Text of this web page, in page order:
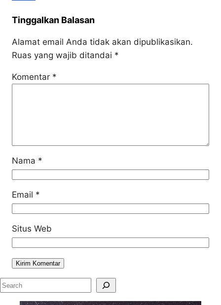
Tinggalkan Balasan
Alamat email Anda tidak akan dipublikasikan.
Ruas yang wajib ditandai *
Komentar *
Nama *
Email *
Situs Web
S